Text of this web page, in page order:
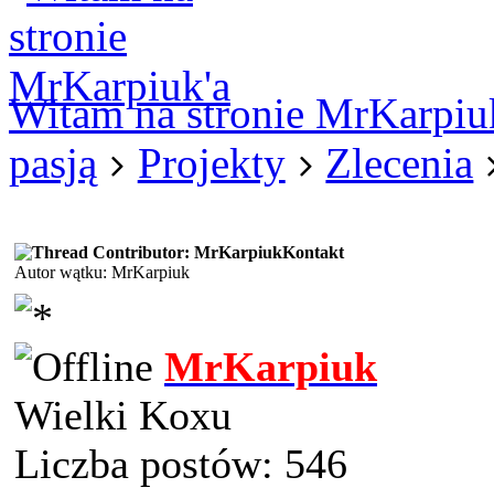
Witam na stronie
pasją
Projekty Zlecenia
Kontakt
Autor wątku: MrKarpiuk
MrKarpiuk
Wielki Koxu
Liczba postów: 546